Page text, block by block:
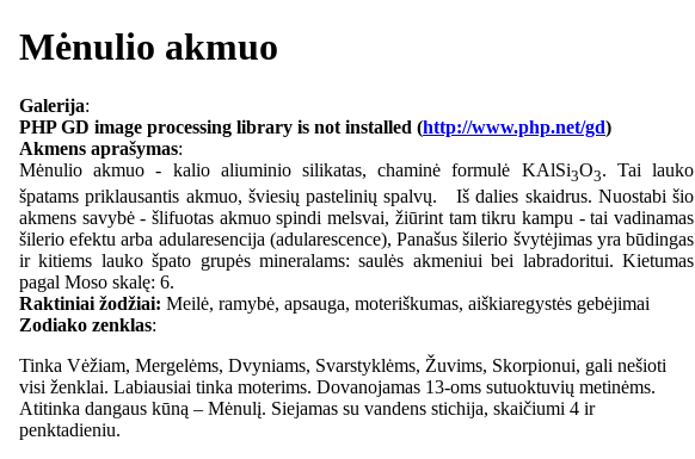
Mėnulio akmuo
Galerija:
PHP GD image processing library is not installed (http://www.php.net/gd)
Akmens aprašymas:
Mėnulio akmuo - kalio aliuminio silikatas, chaminė formulė KAlSi3O3. Tai lauko
špatams priklausantis akmuo, šviesių pastelinių spalvų. Iš dalies skaidrus. Nuostabi šio
akmens savybė - šlifuotas akmuo spindi melsvai, žiūrint tam tikru kampu - tai vadinamas
šilerio efektu arba adularesencija (adularescence), Panašus šilerio švytėjimas yra būdingas
ir kitiems lauko špato grupės mineralams: saulės akmeniui bei labradoritui. Kietumas
pagal Moso skalę: 6.
Raktiniai žodžiai: Meilė, ramybė, apsauga, moteriškumas, aiškiaregystės gebėjimai
Zodiako zenklas:
Tinka Vėžiam, Mergelėms, Dvyniams, Svarstyklėms, Žuvims, Skorpionui, gali nešioti
visi ženklai. Labiausiai tinka moterims. Dovanojamas 13-oms sutuoktuvių metinėms.
Atitinka dangaus kūną – Mėnulį. Siejamas su vandens stichija, skaičiumi 4 ir
penktadieniu.